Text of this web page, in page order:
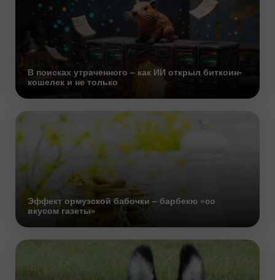
В поисках утраченного – как ИИ открыл биткоин-
кошелек и не только
Эффект ормузской бабочки – барбекю «со
вкусом газеты»